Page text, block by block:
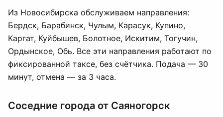
Из Новосибирска обслуживаем направления:
Бердск, Барабинск, Чулым, Карасук, Купино,
Каргат, Куйбышев, Болотное, Искитим, Тогучин,
Ордынское, Обь. Все эти направления работают по
фиксированной таксе, без счётчика. Подача — 30
минут, отмена — за 3 часа.
Соседние города от Саяногорск